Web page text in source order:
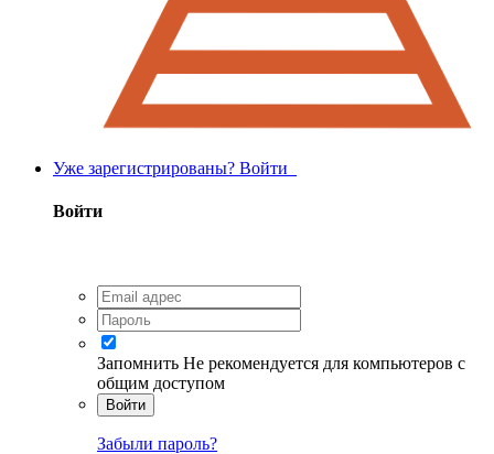
Уже зарегистрированы? Войти
Войти
Запомнить Не рекомендуется для компьютеров с
общим доступом
Войти
Забыли пароль?